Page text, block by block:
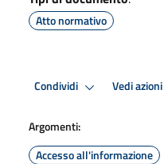
Atto normativo
Condividi Vedi azioni
Argomenti:
Accesso all'informazione